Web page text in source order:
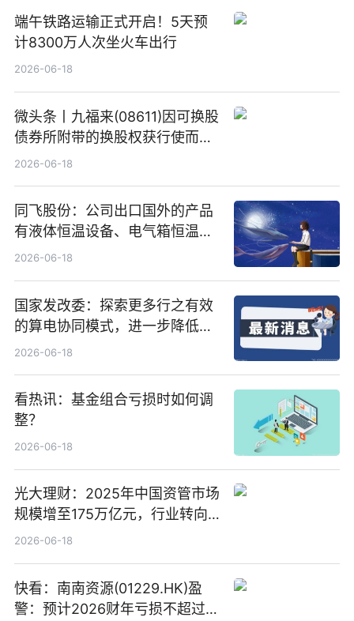
端午铁路运输正式开启！5天预
计8300万人次坐火车出行
2026-06-18
微头条丨九福来(08611)因可换股
债券所附带的换股权获行使而发
行5200万股
2026-06-18
同飞股份：公司出口国外的产品
有液体恒温设备、电气箱恒温装
置、纯水冷却单元和特种换热器
2026-06-18
国家发改委：探索更多行之有效
的算电协同模式，进一步降低网
络传输时延_最资讯
2026-06-18
看热讯：基金组合亏损时如何调
整？
2026-06-18
光大理财：2025年中国资管市场
规模增至175万亿元，行业转向
“量质并重”
2026-06-18
快看：南南资源(01229.HK)盈
警：预计2026财年亏损不超过